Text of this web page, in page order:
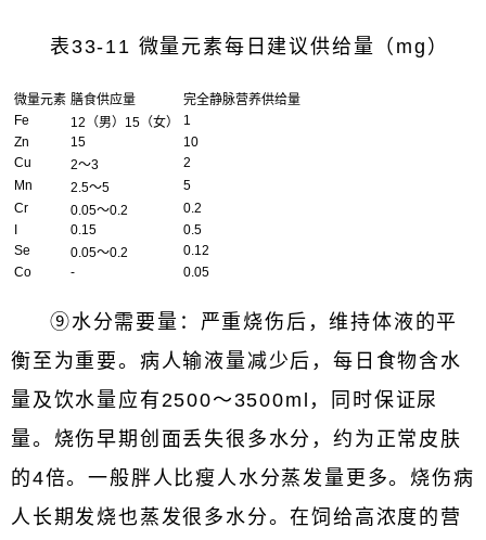
表33-11 微量元素每日建议供给量（mg）
微量元素 膳食供应量
完全静脉营养供给量
Fe
12（男）15（女）
1
Zn
15
10
Cu
2～3
2
Mn
2.5～5
5
Cr
0.05～0.2
0.2
I
0.15
0.5
Se
0.05～0.2
0.12
Co
- 0.05
⑨水分需要量：严重烧伤后，维持体液的平
衡至为重要。病人输液量减少后，每日食物含水
量及饮水量应有2500～3500ml，同时保证尿
量。烧伤早期创面丢失很多水分，约为正常皮肤
的4倍。一般胖人比瘦人水分蒸发量更多。烧伤病
人长期发烧也蒸发很多水分。在饲给高浓度的营